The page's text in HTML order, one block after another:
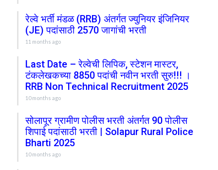
रेल्वे भर्ती मंडळ (RRB) अंतर्गत ज्युनियर इंजिनियर
(JE) पदांसाठी 2570 जागांची भरती
11 months ago
Last Date – रेल्वेची लिपिक, स्टेशन मास्टर,
टंकलेखकच्या 8850 पदांची नवीन भरती सुरु!!! ।
RRB Non Technical Recruitment 2025
10 months ago
सोलापूर ग्रामीण पोलीस भरती अंतर्गत 90 पोलीस
शिपाई पदांसाठी भरती | Solapur Rural Police
Bharti 2025
10 months ago